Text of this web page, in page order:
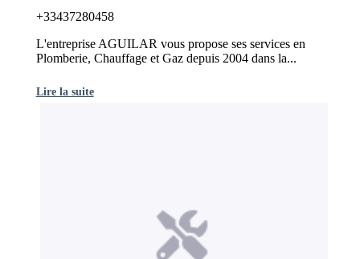
+33437280458
L'entreprise AGUILAR vous propose ses services en
Plomberie, Chauffage et Gaz depuis 2004 dans la...
Lire la suite